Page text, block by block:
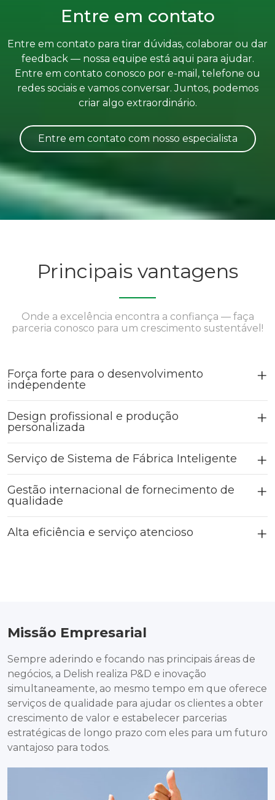
Entre em contato
Entre em contato para tirar dúvidas, colaborar ou dar
feedback — nossa equipe está aqui para ajudar.
Entre em contato conosco por e-mail, telefone ou
redes sociais e vamos conversar. Juntos, podemos
criar algo extraordinário.
Entre em contato com nosso especialista
Principais vantagens
Onde a excelência encontra a confiança — faça
parceria conosco para um crescimento sustentável!
Força forte para o desenvolvimento
independente
Design profissional e produção
personalizada
Serviço de Sistema de Fábrica Inteligente
Gestão internacional de fornecimento de
qualidade
Alta eficiência e serviço atencioso
Missão Empresarial
Sempre aderindo e focando nas principais áreas de
negócios, a Delish realiza P&D e inovação
simultaneamente, ao mesmo tempo em que oferece
serviços de qualidade para ajudar os clientes a obter
crescimento de valor e estabelecer parcerias
estratégicas de longo prazo com eles para um futuro
vantajoso para todos.